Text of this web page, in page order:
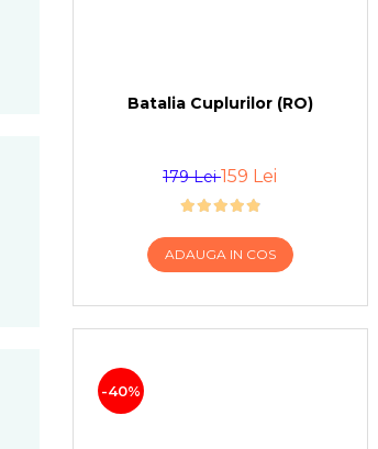
Batalia Cuplurilor (RO)
179 Lei159 Lei
ADAUGA IN COS
-40%